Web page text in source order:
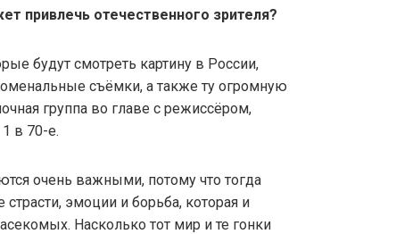
привлечь отечественного зрителя?
будут смотреть картину в России,
съёмки, а также ту огромную
группа во главе с режиссёром,
в 70-е.
очень важными, потому что тогда
эмоции и борьба, которая и
Насколько тот мир и те гонки